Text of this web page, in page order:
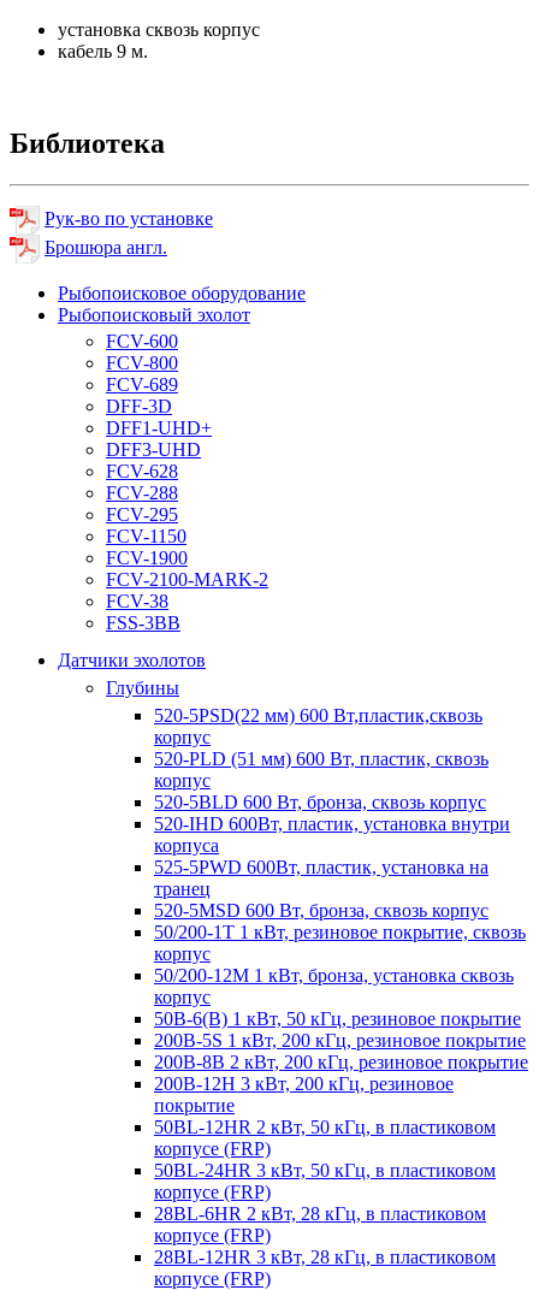
установка сквозь корпус
кабель 9 м.
Библиотека
Рук-во по установке
Брошюра англ.
Рыбопоисковое оборудование
Рыбопоисковый эхолот
FCV-600
FCV-800
FCV-689
DFF-3D
DFF1-UHD+
DFF3-UHD
FCV-628
FCV-288
FCV-295
FCV-1150
FCV-1900
FCV-2100-MARK-2
FCV-38
FSS-3BB
Датчики эхолотов
Глубины
520-5PSD(22 мм) 600 Вт,пластик,сквозь
корпус
520-PLD (51 мм) 600 Вт, пластик, сквозь
корпус
520-5BLD 600 Вт, бронза, сквозь корпус
520-IHD 600Вт, пластик, установка внутри
корпуса
525-5PWD 600Вт, пластик, установка на
транец
520-5MSD 600 Вт, бронза, сквозь корпус
50/200-1T 1 кВт, резиновое покрытие, сквозь
корпус
50/200-12M 1 кВт, бронза, установка сквозь
корпус
50B-6(B) 1 кВт, 50 кГц, резиновое покрытие
200B-5S 1 кВт, 200 кГц, резиновое покрытие
200B-8B 2 кВт, 200 кГц, резиновое покрытие
200B-12H 3 кВт, 200 кГц, резиновое
покрытие
50BL-12HR 2 кВт, 50 кГц, в пластиковом
корпусе (FRP)
50BL-24HR 3 кВт, 50 кГц, в пластиковом
корпусе (FRP)
28BL-6HR 2 кВт, 28 кГц, в пластиковом
корпусе (FRP)
28BL-12HR 3 кВт, 28 кГц, в пластиковом
корпусе (FRP)